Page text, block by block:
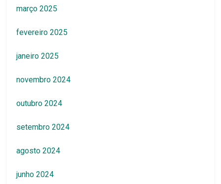
março 2025
fevereiro 2025
janeiro 2025
novembro 2024
outubro 2024
setembro 2024
agosto 2024
junho 2024